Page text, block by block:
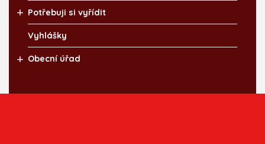
Potřebuji si vyřídit
Vyhlášky
Obecní úřad